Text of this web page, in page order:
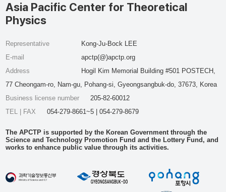
Asia Pacific Center for Theoretical
Physics
Representative
Kong-Ju-Bock LEE
E-mail
apctp(@)apctp.org
Address
Hogil Kim Memorial Building #501 POSTECH,
77 Cheongam-ro, Nam-gu, Pohang-si, Gyeongsangbuk-do, 37673, Korea
Business license number
205-82-60012
TEL | FAX
054-279-8661~5 | 054-279-8679
The APCTP is supported by the Korean Government through the
Science and Technology Promotion Fund and the Lottery Fund, and
works to enhance public value through its activities.